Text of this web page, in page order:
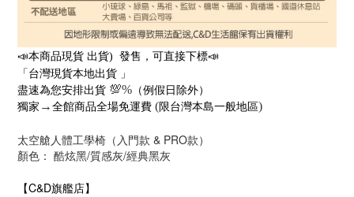
📣本商品現貨 出貨) 發售，可直接下標📣
「台灣現貨本地出貨 」
盡速為您安排出貨 💯% （例假日除外）
獨家 → 全館商品全場免運費 (限台灣本島一般地區)
太空艙人體工學椅（入門款 & PRO款）
顏色： 酷炫黑/質感灰/經典黑灰
【C&D旗艦店】